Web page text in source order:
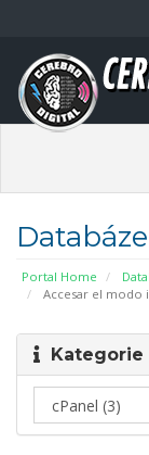
Portal Home
Accesar el modo
Kategorie